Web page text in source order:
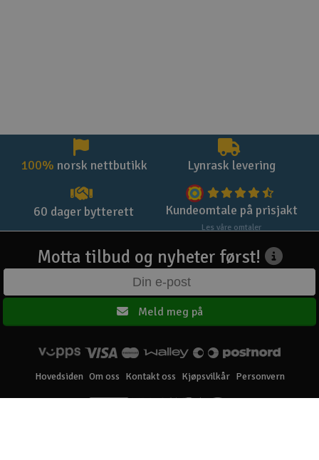
100% norsk nettbutikk Lynrask levering
60 dager bytterett Kundeomtale på prisjakt
Les våre omtaler
Motta tilbud og nyheter først!
Meld meg på
Hovedsiden Om oss Kontakt oss Kjøpsvilkår Personvern